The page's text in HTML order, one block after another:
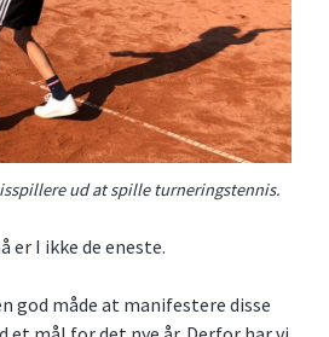
ud at spille turneringstennis.
I ikke de eneste.
god måde at manifestere disse